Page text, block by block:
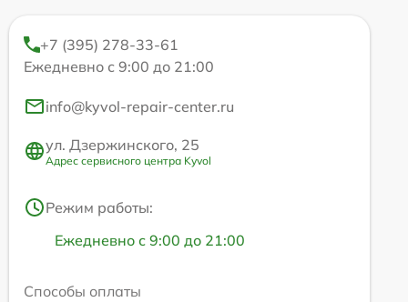
+7 (395) 278-33-61
Ежедневно с 9:00 до 21:00
info@kyvol-repair-center.ru
ул. Дзержинского, 25
Адрес сервисного центра Kyvol
Режим работы:
Ежедневно с 9:00 до 21:00
Способы оплаты